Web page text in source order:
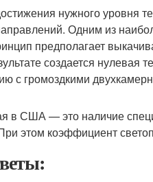
нужного уровня
Одним из
предполагает
создается нулевая
с громоздкими
в США — это наличие
этом коэффициент